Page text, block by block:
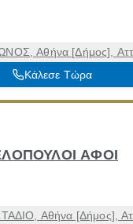
Αθήνα [Δήμος],
Κάλεσε Τώρα
ΑΦΟΙ
Αθήνα [Δήμος],